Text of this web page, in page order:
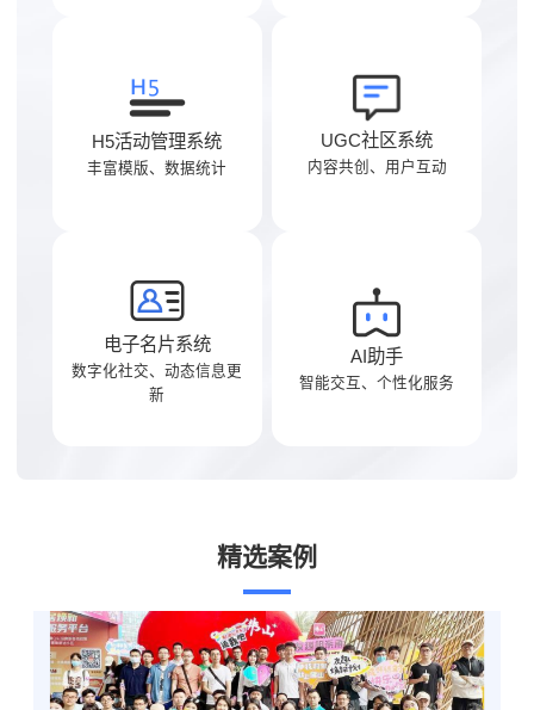
H5活动管理系统
丰富模版、数据统计
UGC社区系统
内容共创、用户互动
电子名片系统
数字化社交、动态信息更
新
AI助手
智能交互、个性化服务
精选案例